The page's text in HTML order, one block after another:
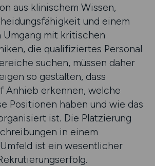
aus klinischem Wissen,
und einem
Umgang mit kritischen
die qualifiziertes Personal
suchen, müssen daher
so gestalten, dass
Anhieb erkennen, welche
Positionen haben und wie das
ist. Die Platzierung
in einem
ist ein wesentlicher